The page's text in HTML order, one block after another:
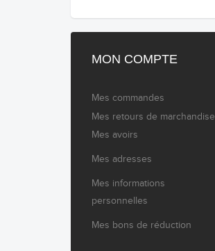
MON COMPTE
Mes commandes
Mes retours de marchandise
Mes avoirs
Mes adresses
Mes informations
personnelles
Mes bons de réduction